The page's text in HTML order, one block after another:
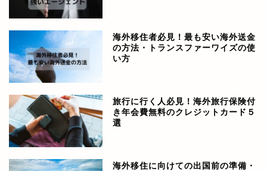
海外移住者必見！最も安い海外送金
の方法・トランスファーワイズの使
い方
旅行に行く人必見！海外旅行保険付
き年会費無料のクレジットカード５
選
海外移住に向けての出国前の準備・